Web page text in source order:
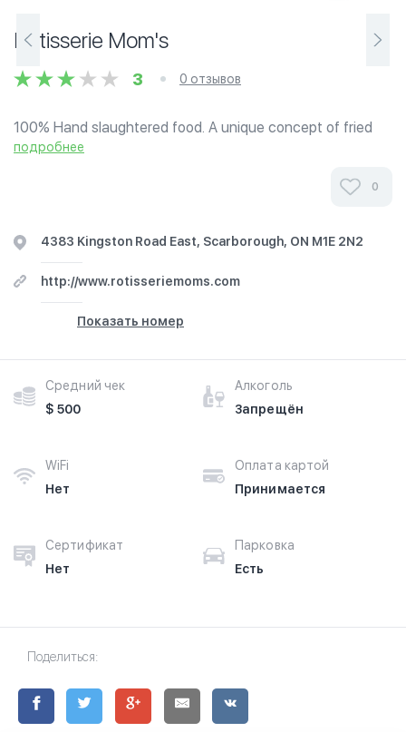
Rotisserie Mom's
3 0 отзывов
100% Hand slaughtered food. A unique concept of fried
and BBQ chicken under one roof. Mom's takes the form of
подробнее
0
4383 Kingston Road East, Scarborough, ON M1E 2N2
http://www.rotisseriemoms.com
Показать номер
Средний чек
$ 500
Алкоголь
Запрещён
WiFi
Нет
Оплата картой
Принимается
Сертификат
Нет
Парковка
Есть
Поделиться: